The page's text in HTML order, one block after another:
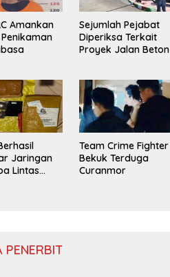
Amankan
Sejumlah Pejabat
Diperiksa Terkait
Proyek Jalan Beton
Jaringan
Lintas
Team Crime Fighter
Bekuk Terduga
Curanmor
PENERBIT